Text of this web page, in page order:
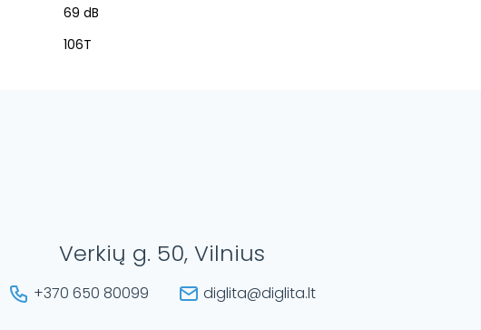
69 dB
106T
Verkių g. 50, Vilnius
+370 650 80099 diglita@diglita.lt